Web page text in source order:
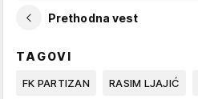
Prethodna vest
TAGOVI
FK PARTIZAN RASIM LJAJIĆ